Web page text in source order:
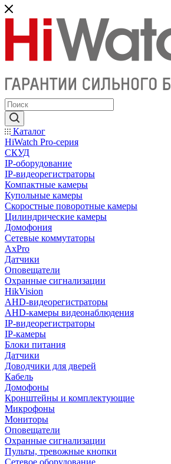
Каталог
HiWatch Pro-серия
CКУД
IP-оборудование
IP-видеорегистраторы
Компактные камеры
Купольные камеры
Скоростные поворотные камеры
Цилиндрические камеры
Домофония
Сетевые коммутаторы
AxPro
Датчики
Оповещатели
Охранные сигнализации
HikVision
AHD-видеорегистраторы
AHD-камеры видеонаблюдения
IP-видеорегистраторы
IP-камеры
Блоки питания
Датчики
Доводчики для дверей
Кабель
Домофоны
Кронштейны и комплектующие
Микрофоны
Мониторы
Оповещатели
Охранные сигнализации
Пульты, тревожные кнопки
Сетевое оборудование